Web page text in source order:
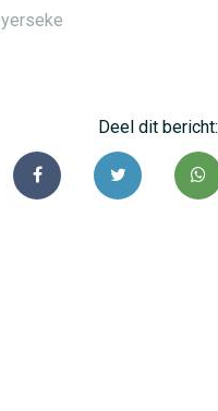
yerseke
Deel dit bericht: